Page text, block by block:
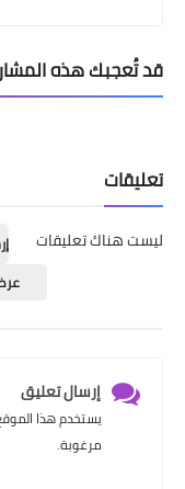
قد تُعجبك هذه
تعليقات
ليست هناك تعليقات
إرسال تعليق
يستخدم هذا
مرغوبة.